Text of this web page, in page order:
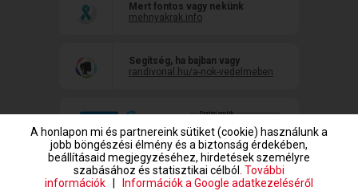
Mert fontos vagy nekünk
mehnyakrak.info
Segítség, ha bajban vagy
randivonal.hu/a-nok-vedelmeben
A honlapon mi és partnereink sütiket (cookie) használunk a
jobb böngészési élmény és a biztonság érdekében,
beállításaid megjegyzéséhez, hirdetések személyre
szabásához és statisztikai célból. További
információk
Információk a Google adatkezeléséről